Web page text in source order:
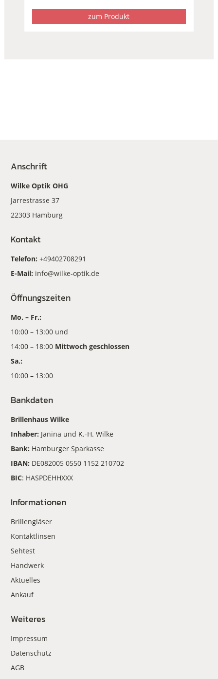
zum Produkt
Anschrift
Wilke Optik OHG
Jarrestrasse 37
22303 Hamburg
Kontakt
Telefon:+49402708291
E-Mail: info@wilke-optik.de
Öffnungszeiten
Mo. – Fr.:
10:00 – 13:00 und
14:00 – 18:00 Mittwoch geschlossen
Sa.:
10:00 – 13:00
Bankdaten
Brillenhaus Wilke
Inhaber: Janina und K.-H. Wilke
Bank: Hamburger Sparkasse
IBAN: DE082005 0550 1152 210702
BIC: HASPDEHHXXX
Informationen
Brillengläser
Kontaktlinsen
Sehtest
Handwerk
Aktuelles
Ankauf
Weiteres
Impressum
Datenschutz
AGB